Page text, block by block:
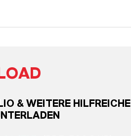
& WEITERE HILFREICHE